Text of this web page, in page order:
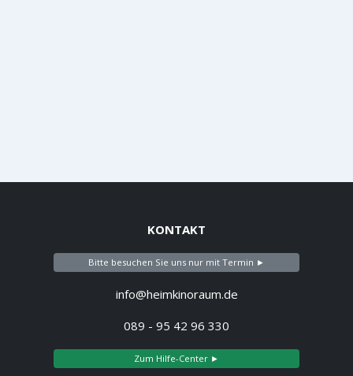
KONTAKT
Bitte besuchen Sie uns nur mit Termin ►
info@heimkinoraum.de
089 - 95 42 96 330
Zum Hilfe-Center ►